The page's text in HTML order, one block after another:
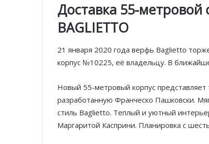
Доставка 55-метровой
BAGLIETTO
21 января 2020 года верфь Baglietto
корпус №10225, её владельцу. В
Новый 55-метровый корпус
разработанную Франческо Пашковски.
стиль Baglietto. Теплый и уютный
Маргаритой Касприни. Планировка с